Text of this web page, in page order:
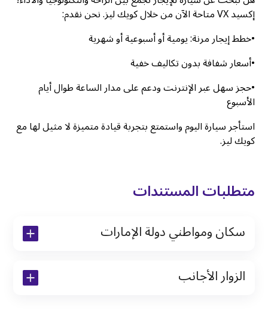
إكسيد VX متاحة الآن من خلال كويك ليز. نحن نقدم:
•خطط إيجار مرنة: يومية أو أسبوعية أو شهرية
•أسعار شفافة بدون تكاليف خفية
•حجز سهل عبر الإنترنت ودعم على مدار الساعة طوال أيام
الأسبوع
استأجر سيارة اليوم واستمتع بتجربة قيادة متميزة لا مثيل لها مع
كويك ليز.
متطلبات المستندات
سكان ومواطني دولة الإمارات
نسخة من تأشيرة الاقامة
الزوار الأجانب